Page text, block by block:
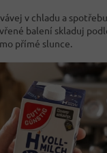
v chladu a
balení skladuj
přímé slunce.